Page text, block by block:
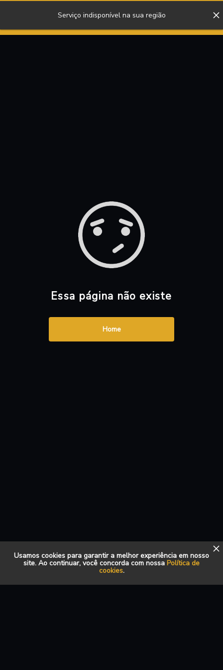
Serviço indisponível na sua região
Usamos cookies para garantir a melhor experiência em nosso
site. Ao continuar, você concorda com nossa Política de
cookies.
Essa página não existe
Home